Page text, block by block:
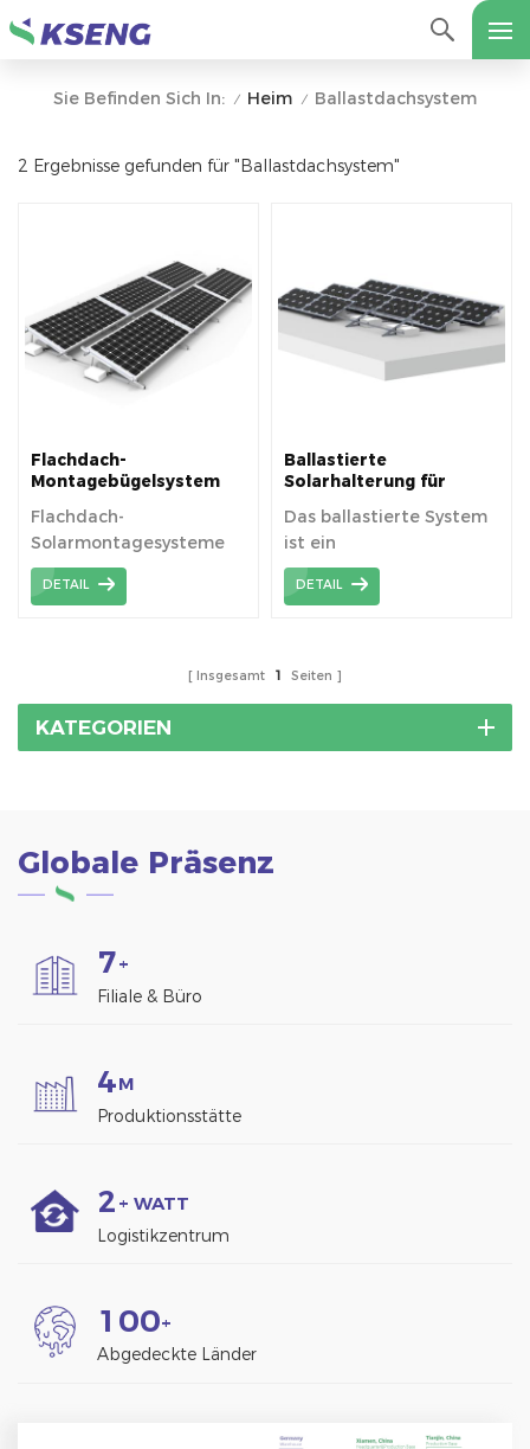
Sie Befinden Sich In: / Heim / Ballastdachsystem
2 Ergebnisse gefunden für "Ballastdachsystem"
Flachdach-
Montagebügelsystem
Flachdach-
Solarmontagesysteme
mit Ballast werden
häufig in Wohn-,
eingesetzt.
DETAIL
Ballastierte
Solarhalterung für
Das ballastierte System
ist ein
Flachdachträgersystem,
das typischerweise auf
Neigung verwendet
wird.
DETAIL
Insgesamt 1 Seiten
KATEGORIEN
Globale Präsenz
7+
Filiale & Büro
4M
Produktionsstätte
2 + WATT
Logistikzentrum
1 00+
Abgedeckte Länder